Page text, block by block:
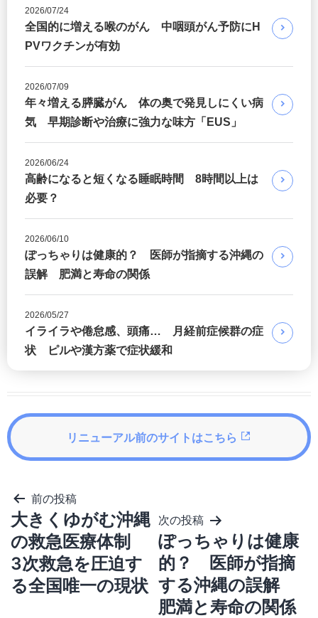
2026/07/24
全国的に増える喉のがん 中咽頭がん予防にH
PVワクチンが有効
2026/07/09
年々増える膵臓がん 体の奥で発見しにくい病
気 早期診断や治療に強力な味方「EUS」
2026/06/24
高齢になると短くなる睡眠時間 8時間以上は
必要？
2026/06/10
ぽっちゃりは健康的？ 医師が指摘する沖縄の
誤解 肥満と寿命の関係
2026/05/27
イライラや倦怠感、頭痛… 月経前症候群の症
状 ピルや漢方薬で症状緩和
リニューアル前のサイトはこちら
投
稿
ナ
ビ
ゲ
ー
シ
ョ
前の投稿
大きくゆがむ沖縄
の救急医療体制
3次救急を圧迫す
る全国唯一の現状
次の投稿
ぽっちゃりは健康
的？ 医師が指摘
する沖縄の誤解
肥満と寿命の関係